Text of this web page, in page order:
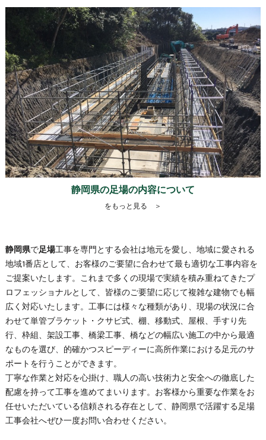
静岡県の足場の内容について
をもっと見る ＞
静岡県で足場工事を専門とする会社は地元を愛し、地域に愛される
地域1番店として、お客様のご要望に合わせて最も適切な工事内容を
ご提案いたします。これまで多くの現場で実績を積み重ねてきたプ
ロフェッショナルとして、皆様のご要望に応じて複雑な建物でも幅
広く対応いたします。工事には様々な種類があり、現場の状況に合
わせて単管ブラケット・クサビ式、棚、移動式、屋根、手すり先
行、枠組、架設工事、橋梁工事、橋などの幅広い施工の中から最適
なものを選び、的確かつスピーディーに高所作業における足元のサ
ポートを行うことができます。
丁寧な作業と対応を心掛け、職人の高い技術力と安全への徹底した
配慮を持って工事を進めてまいります。お客様から重要な作業をお
任せいただいている信頼される存在として、 静岡県で活躍する足場
工事会社へぜひ一度お問い合わせください。